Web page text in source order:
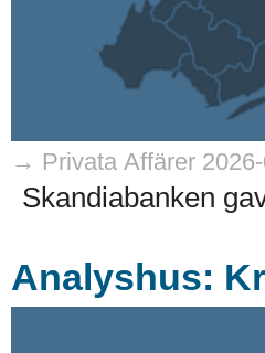
→ Privata Affärer
Skandiabanken
Analyshus: